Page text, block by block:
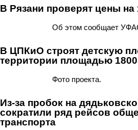
В Рязани проверят цены на
Об этом сообщает
В ЦПКиО строят детскую
территории площадью
Фото проекта.
Из-за пробок на
сократили ряд рейсов
транспорта